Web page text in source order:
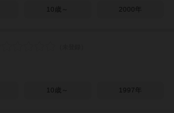
10歳～ 2000年
10歳～ 1997年